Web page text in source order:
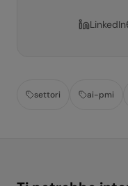
LinkedIn
settori ai-pmi